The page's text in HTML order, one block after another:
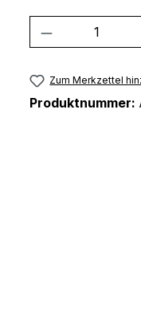
Produkt
Zum Merkzettel
Produktnummer: